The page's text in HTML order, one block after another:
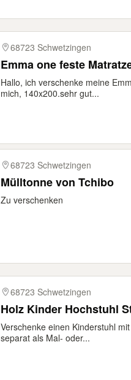
68723 Schwetzingen
Emma one feste
Hallo, ich verschenke meine
mich, 140x200.sehr gut...
68723 Schwetzingen
Mülltonne von Tchibo
Zu verschenken
68723 Schwetzingen
Holz Kinder Hochstuhl
Verschenke einen Kinderstuhl
separat als Mal- oder...